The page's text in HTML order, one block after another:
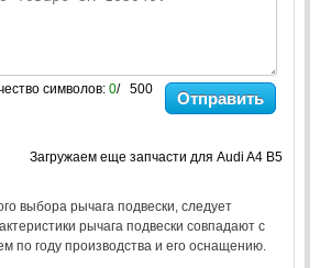
символов: 0/ 500 Отправить
Загружаем еще запчасти для Audi A4 B5
выбора рычага подвески, следует
рычага подвески совпадают с
по году производства и его оснащению.